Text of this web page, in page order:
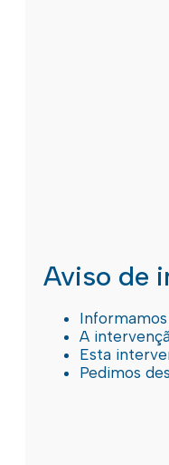
Aviso de
A
Esta
Pedimos